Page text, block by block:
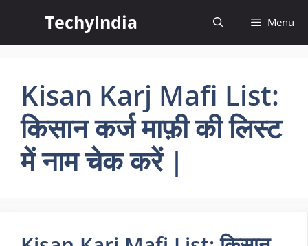
content
TechyIndia Menu
Kisan Karj Mafi List:
किसान कर्ज माफ़ी की लिस्ट
में नाम चेक करें |